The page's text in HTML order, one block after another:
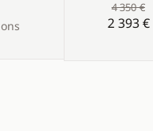
4 350 €
2 393 €